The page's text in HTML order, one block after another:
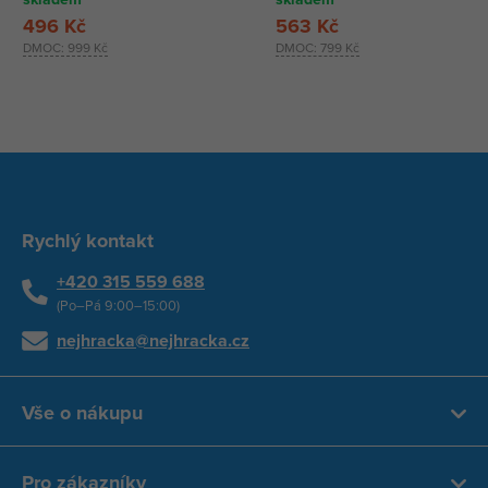
DMOC: 999 Kč
496 Kč
DMOC:799 Kč
563 Kč
Rychlý kontakt
+420 315 559 688
(Po–Pá 9:00–15:00)
nejhracka@nejhracka.cz
Vše o nákupu